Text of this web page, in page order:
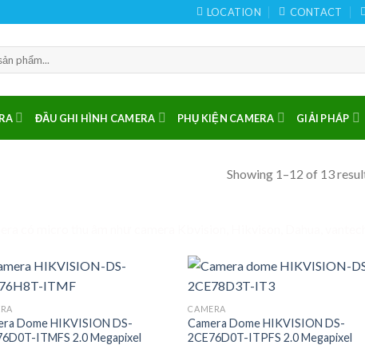
LOCATION CONTACT
ĐẦU GHI HÌNH CAMERA PHỤ KIỆN CAMERA GIẢI PHÁP
Showing 1–12 of 13
Dome HIKVISION DS-
ITMFS 2.0 Megapixel
CAMERA
Camera Dome HIKVISION DS-
2CE76D0T-ITPFS 2.0 Megapixel